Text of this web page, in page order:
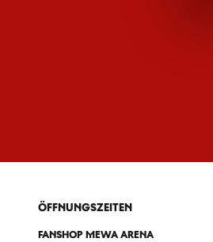
ÖFFNUNGSZEITEN
FANSHOP MEWA ARENA